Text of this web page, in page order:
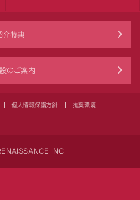
介特典
のご案内
個人情報保護方針 推奨環境
INC